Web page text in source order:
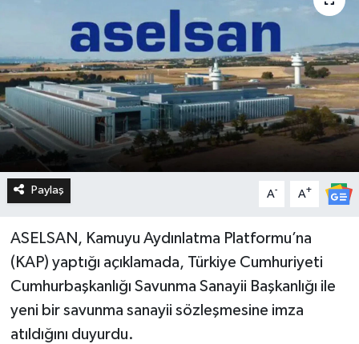
Paylaş A- A+
ASELSAN, Kamuyu Aydınlatma Platformu’na
(KAP) yaptığı açıklamada, Türkiye Cumhuriyeti
Cumhurbaşkanlığı Savunma Sanayii Başkanlığı ile
yeni bir savunma sanayii sözleşmesine imza
atıldığını duyurdu.